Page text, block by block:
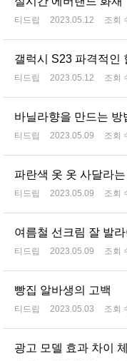
티드립 2023.05.12 조회
갤럭시 S23 파격적인
티드립 2023.05.12 조회
바닐라향을 만드는 방
티드립 2023.05.09 조회
파란색 옷 옷 사달라
티드립 2023.05.09 조회
여름철 선크림 잘 발
티드립 2023.05.09 조회
빵집 알바생의 고백
티드립 2023.05.03 조회
광고 모델 효과 차이